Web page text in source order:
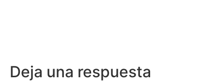
Deja una respuesta